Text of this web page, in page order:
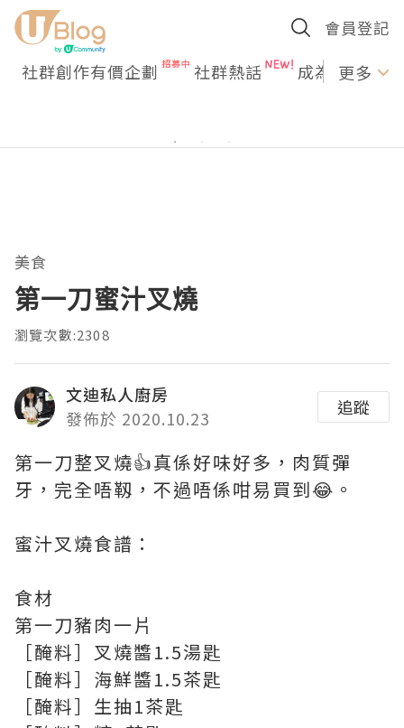
會員登記
社群創作有價企劃 社群熱話 成為U更多
美食
第一刀蜜汁叉燒
瀏覽次數:2308
文迪私人廚房
發佈於 2020.10.23
追蹤
第一刀整叉燒👍真係好味好多，肉質彈
牙，完全唔靱，不過唔係咁易買到😂。
蜜汁叉燒食譜：
食材
第一刀豬肉一片
［醃料］叉燒醬1.5湯匙
［醃料］海鮮醬1.5茶匙
［醃料］生抽1茶匙